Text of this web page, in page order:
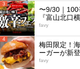
3
〜9/30｜100
『富山北口
favy
4
梅田限定！
ーガーが新
favy